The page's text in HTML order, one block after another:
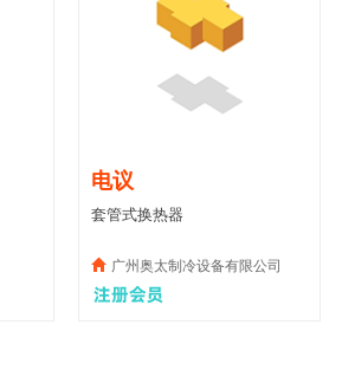
电议
套管式换热器
广州奥太制冷设备有限公司